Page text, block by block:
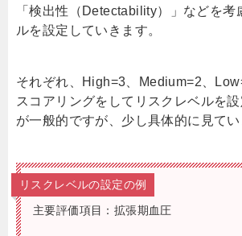
「検出性（ Detectability）」などを考
ルを設定していきます。
それぞれ、 High=3 Medium=2
スコアリングをしてリスクレベルを
が一般的ですが、少し具体的に見てい
リスクレベルの設定の例
主要評価項目：拡張期血圧